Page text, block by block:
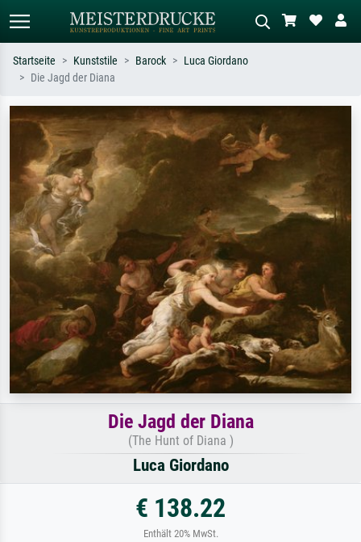
Suchen Sie nach Künstlern, Werktiteln
oder Stilen – z.B. Monet,
Sternennacht, Impressionismus, Welle
Hokusai, Akt.
Beschreiben Sie die Szene – z.B. Grüne
Wiese, Abstrakt mit viel Rot, Dunkles
Ölgemälde, Stehender Akt neben einem
Startseite Kunststile Barock
Luca Giordano
Die Jagd der Diana
Die Jagd der Diana
(The Hunt of Diana )
Luca Giordano
€ 138.22
Enthält 20% MwSt.